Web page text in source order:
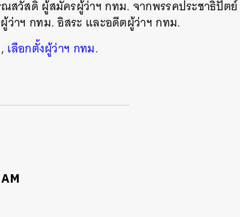
ณสวัสดิ์ ผู้สมัครผู้ว่าฯ กทม. จากพรรคประชาธิปัตย์
าฯ กทม. อิสระ และอดีตผู้ว่าฯ กทม.
, เลือกตั้งผู้ว่าฯ กทม.